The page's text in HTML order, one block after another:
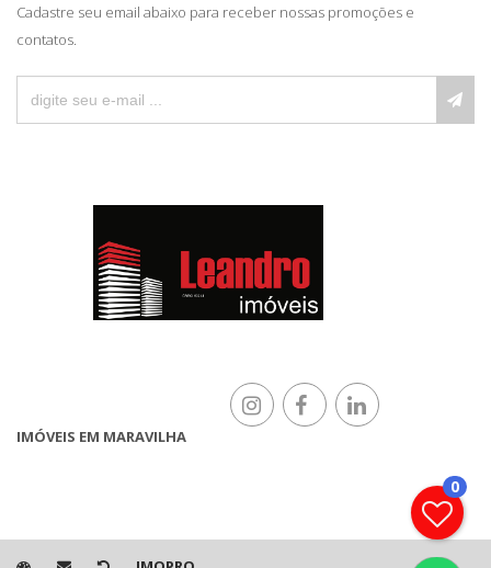
Cadastre seu email abaixo para receber nossas promoções e
contatos.
IMÓVEIS EM MARAVILHA
0